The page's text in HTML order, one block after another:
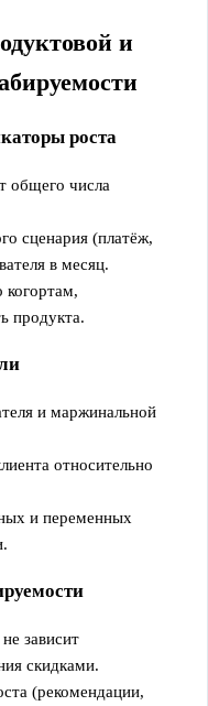
и
роста
общего числа
сценария (платёж,
в месяц.
когортам,
продукта.
и маржинальной
относительно
и переменных
зависит
скидками.
(рекомендации,